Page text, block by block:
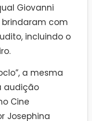
Giovanni
brindaram com
incluindo o
a mesma
audição
Cine
Josephina